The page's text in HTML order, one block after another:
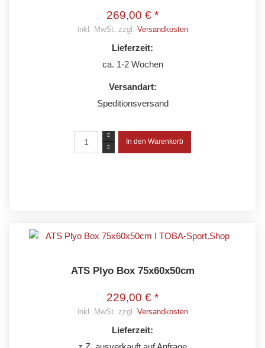
269,00 € *
inkl. MwSt. zzgl. Versandkosten
Lieferzeit:
ca. 1-2 Wochen
Versandart:
Speditionsversand
ATS Plyo Box 75x60x50cm
229,00 € *
inkl. MwSt. zzgl. Versandkosten
Lieferzeit: